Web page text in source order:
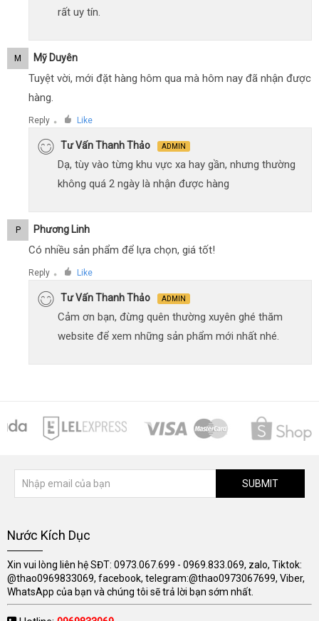
rất uy tín.
M Mỹ Duyên
Tuyệt vời, mới đặt hàng hôm qua mà hôm nay đã nhận được
hàng.
Reply ● Like
Tư Vấn Thanh Thảo ADMIN
Dạ, tùy vào từng khu vực xa hay gần, nhưng thường
không quá 2 ngày là nhận được hàng
P Phương Linh
Có nhiều sản phẩm để lựa chọn, giá tốt!
Reply ● Like
Tư Vấn Thanh Thảo ADMIN
Cảm ơn bạn, đừng quên thường xuyên ghé thăm
website để xem những sản phẩm mới nhất nhé.
SUBMIT
Nước Kích Dục
Xin vui lòng liên hệ SĐT: 0973.067.699 - 0969.833.069, zalo, Tiktok:
@thao0969833069, facebook, telegram:@thao0973067699, Viber,
WhatsApp của bạn và chúng tôi sẽ trả lời bạn sớm nhất.